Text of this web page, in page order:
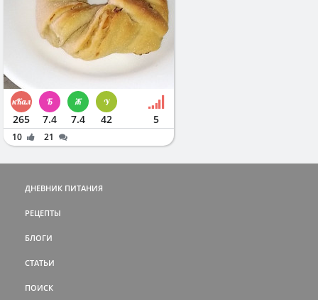
265 7.4 7.4 42 5
10 21
ДНЕВНИК ПИТАНИЯ
РЕЦЕПТЫ
БЛОГИ
СТАТЬИ
ПОИСК